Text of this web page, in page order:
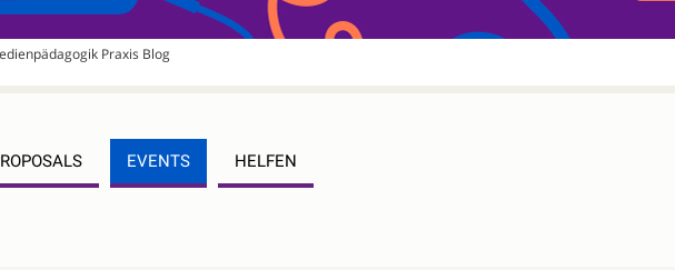
Praxis Blog
EVENTS HELFEN